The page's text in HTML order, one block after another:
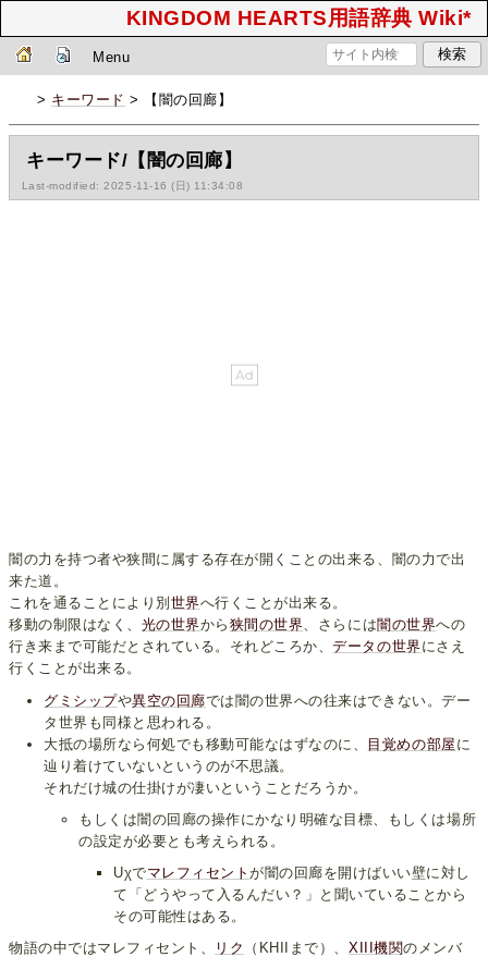
KINGDOM HEARTS用語辞典 Wiki*
Menu
> キーワード > 【闇の回廊】
キーワード/【闇の回廊】
Last-modified: 2025-11-16 (日) 11:34:08
闇の力を持つ者や狭間に属する存在が開くことの出来る、闇の力で出
来た道。
これを通ることにより別 世界へ行くことが出来る。
移動の制限はなく、 光の世界から 狭間の世界、さらには闇の世界への
行き来まで可能だとされている。それどころか、データの世界 にさえ
行くことが出来る。
グミシップや異空の回廊では闇の世界への往来はできない。デー
タ世界も同様と思われる。
大抵の場所なら何処でも移動可能なはずなのに、 目覚めの部屋 に
辿り着けていないというのが不思議。
それだけ城の仕掛けが凄いということだろうか。
もしくは闇の回廊の操作にかなり明確な目標、もしくは場所
の設定が必要とも考えられる。
Uχでマレフィセントが闇の回廊を開けばいい壁に対し
て「どうやって入るんだい？」と聞いていることから
その可能性はある。
物語の中ではマレフィセント、
リク （KHIIまで）、XIII機関のメンバ